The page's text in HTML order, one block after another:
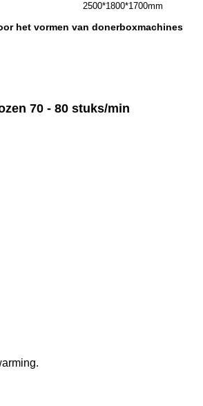
2500*1800*1700mm
het vormen van donerboxmachines
70 - 80 stuks/min